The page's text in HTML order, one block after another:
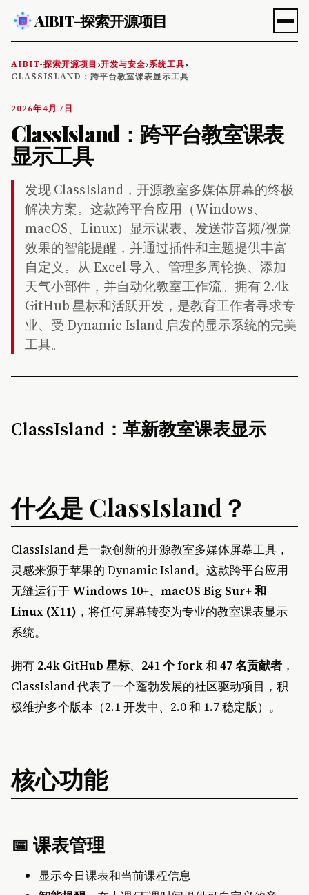
AIBIT-探索开源项目
AIBIT-探索开源项目 ›开发与安全›系统工具›
CLASSISLAND：跨平台教室课表显示工具
2026年4月7日
ClassIsland：跨平台教室课表
显示工具
发现 ClassIsland，开源教室多媒体屏幕的终极
解决方案。这款跨平台应用（Windows、
macOS、Linux）显示课表、发送带音频/视觉
效果的智能提醒，并通过插件和主题提供丰富
自定义。从 Excel 导入、管理多周轮换、添加
天气小部件，并自动化教室工作流。拥有 2.4k
GitHub 星标和活跃开发，是教育工作者寻求专
业、受 Dynamic Island 启发的显示系统的完美
工具。
ClassIsland：革新教室课表显示
什么是 ClassIsland？
ClassIsland 是一款创新的开源教室多媒体屏幕工具，
灵感来源于苹果的 Dynamic Island。这款跨平台应用
无缝运行于 Windows 10+、macOS Big Sur+ 和
Linux (X11) ，将任何屏幕转变为专业的教室课表显示
系统。
拥有 2.4k GitHub 星标、 241 个 fork和 47 名贡献者 ，
ClassIsland 代表了一个蓬勃发展的社区驱动项目，积
极维护多个版本（2.1 开发中、2.0 和 1.7 稳定版）。
核心功能
📅 课表管理
显示今日课表和当前课程信息